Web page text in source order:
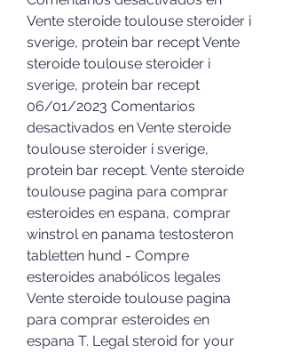
Vente steroide toulouse steroider i
sverige, protein bar recept Vente
steroide toulouse steroider i
sverige, protein bar recept
06/01/2023 Comentarios
desactivados en Vente steroide
toulouse steroider i sverige,
protein bar recept. Vente steroide
toulouse pagina para comprar
esteroides en espana, comprar
winstrol en panama testosteron
tabletten hund - Compre
esteroides anabólicos legales
Vente steroide toulouse pagina
para comprar esteroides en
espana T. Legal steroid for your